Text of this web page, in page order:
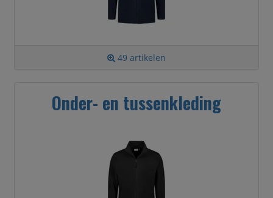
49 artikelen
Onder- en tussenkleding